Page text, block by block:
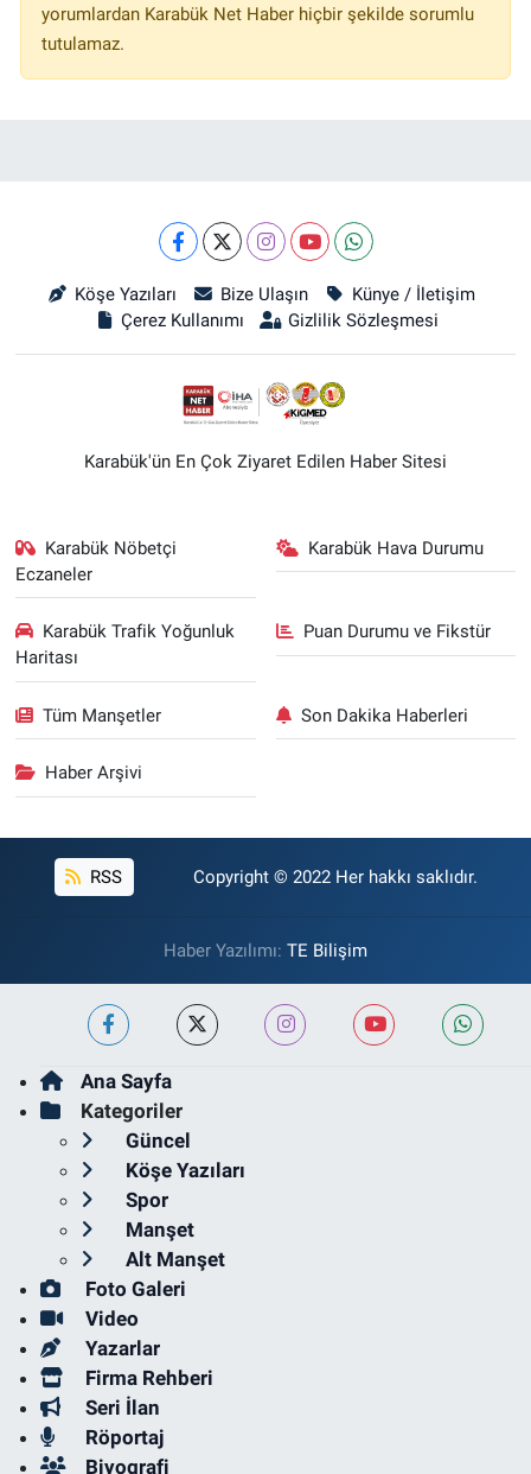
yorumlardan Karabük Net Haber hiçbir şekilde sorumlu
tutulamaz.
Köşe Yazıları Bize Ulaşın
Künye / İletişim
Çerez Kullanımı
Gizlilik Sözleşmesi
Karabük'ün En Çok Ziyaret Edilen Haber Sitesi
Karabük Nöbetçi
Eczaneler
Karabük Hava Durumu
Karabük Trafik Yoğunluk
Haritası
Puan Durumu ve Fikstür
Tüm Manşetler Son Dakika Haberleri
Haber Arşivi
RSS Copyright © 2022 Her hakkı saklıdır.
Haber Yazılımı: TE Bilişim
Ana Sayfa
Kategoriler
Güncel
Köşe Yazıları
Spor
Manşet
Alt Manşet
Foto Galeri
Video
Yazarlar
Firma Rehberi
Seri İlan
Röportaj
Biyografi